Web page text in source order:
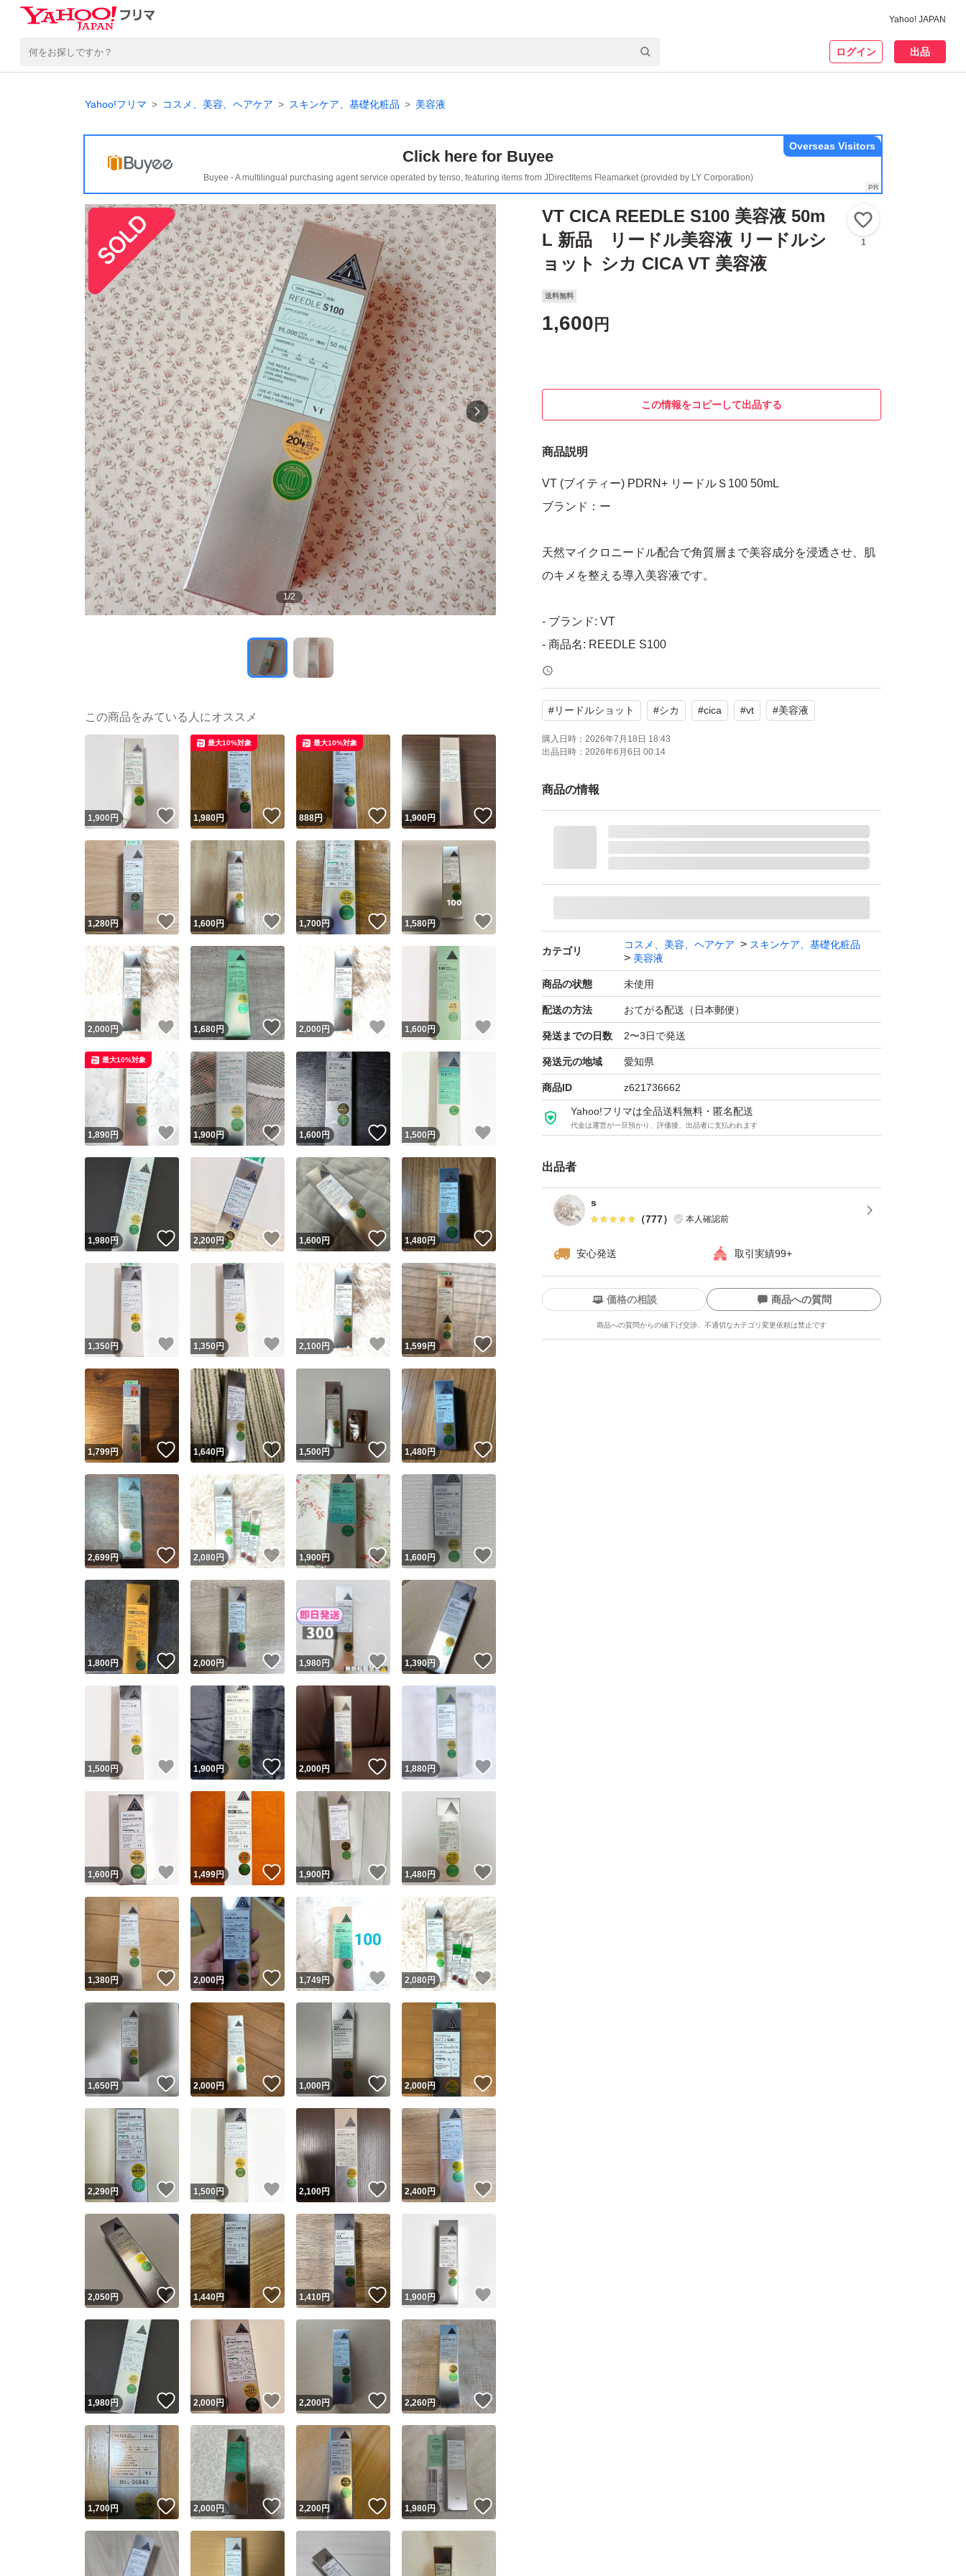
Yahoo! JAPAN
ログイン 出品
Yahoo!フリマ コスメ、美容、ヘアケア スキンケア、基礎化粧品 美容液
Click here for Buyee
Buyee - A multilingual purchasing agent service operated by tenso, featuring items from JDirectItems Fleamarket (provided by LY Corporation)
Overseas Visitors
1/2
VT CICA REEDLE S100 美容液 50m
L 新品 リードル美容液 リードルシ
ョット シカ CICA VT 美容液
1
送料無料
1,600 円
この情報をコピーして出品する
商品説明
VT (ブイティー) PDRN+ リードルＳ100 50mL
ブランド：ー
天然マイクロニードル配合で角質層まで美容成分を浸透させ、肌
のキメを整える導入美容液です。
- ブランド: VT
- 商品名: REEDLE S100
- 内容量: 50mL
- 主な成分: ツボクサエキス、シリカ
使用期限2027.11.20
ご覧いただきありがとうございます。
毎日のスキンケアで肌表面の不要な角質を整えて、キメ細かくな
めらかな美肌へ導きます。
も角層まで美容成分を届け、肌本来の美しさを保ちよりスキンケ
アの浸透に働きかける商品としてCICAと天然マイクロニードル
(天然の美容針)の組み合わせ開発しました。
加水分解カイメン(整肌)美容針：95,000本配合
角質ケアが特に必要な個所、エイジングケア※1や特に肌荒れを
防ぎたい箇所などへの集中スペシャルケアに。
・顔全体へ塗り広げると、夜の間にエステ級ケアを実現。
・顔全体へご使用の際には少量から使用し、肌へのテスト期間を
設けてください
※1年齢に応じた手入れのこと
#リードルショット #シカ #cica #vt #美容液
購入日時： 2026年7月18日 18:43
出品日時： 2026年6月6日 00:14
商品の情報
カテゴリ
コスメ、美容、ヘアケア
スキンケア、基礎化粧品
美容液
商品の状態 未使用
配送の方法 おてがる配送（日本郵便）
発送までの日数 2〜3日で発送
発送元の地域 愛知県
商品ID z621736662
Yahoo!フリマは全品送料無料・匿名配送
代金は運営が一旦預かり、評価後、出品者に支払われます
出品者
s
（777） 本人確認前
安心発送 取引実績99+
ユーザーの実績について
Yahoo!フリマが定めた一定の基準を満たしたユーザーにバッジを付与しています
安心取引出品者
安心取引出品者 Yahoo!フリマの基準をクリアした安心・安全なユーザーです
取引実績
取引実績◯+ このユーザーはYahoo!フリマの取引を完了させた実績があります
他フリマ実績◯+ このユーザーは他フリマサービスでの取引実績があります
スピード&安心発送
※このバッジは実績に基づく表示であり、発送を保証しているものではありません
スピード＆安心発送
このユーザーは高頻度で24時間以内＆設定した発送日数内に発送してい
スピード発送 このユーザーは高頻度で24時間以内に発送しています
安心発送 このユーザーは設定した発送日数内に発送しています
価格の相談 商品への質問
商品への質問からの値下げ交渉、不適切なカテゴリ変更依頼は禁止です
この商品の情報をコピーします
商品画像の無断転載は禁止されています
コピーは
1商品につき1回
出品ページへ
キャンセル
この商品をみている人にオススメ
1,900 円 いいね！
1,980円 いいね！
最大10%対象
888円 いいね！
最大10%対象
1,900円
1,280円 いいね！
1,600円 いいね！
1,700円 いいね！
1,580円
2,000円 いいね！
1,680円 いいね！
2,000 円 いいね！
1,600 円
1,890円 いいね！
最大10%対象
1,900円 いいね！
1,600円 いいね！
1,500 円
1,980円 いいね！
2,200円 いいね！
1,600円 いいね！
1,480円
1,350 円 いいね！
1,350 円 いいね！
2,100 円 いいね！
1,599円 いいね！
1,799円 いいね！
1,640円 いいね！
1,500円 いいね！
1,480円 いいね！
2,699円 いいね！
2,080円 いいね！
1,900円 いいね！
1,600円
1,800円 いいね！
2,000円 いいね！
1,980円 いいね！
1,390円
1,500円 いいね！
1,900円 いいね！
2,000円 いいね！
1,880 円
1,600円 いいね！
1,499円 いいね！
1,900円 いいね！
1,480円
1,380円 いいね！
2,000円 いいね！
1,749円 いいね！
2,080円 いいね！
1,650円 いいね！
2,000円 いいね！
1,000円 いいね！
2,000円
2,290円 いいね！
1,500 円 いいね！
2,100円 いいね！
2,400円
2,050円 いいね！
1,440円 いいね！
1,410円 いいね！
1,900 円
1,980円 いいね！
2,000円 いいね！
2,200円 いいね！
2,260円 いいね！
1,700円 いいね！
2,000円 いいね！
2,200円 いいね！
1,980円